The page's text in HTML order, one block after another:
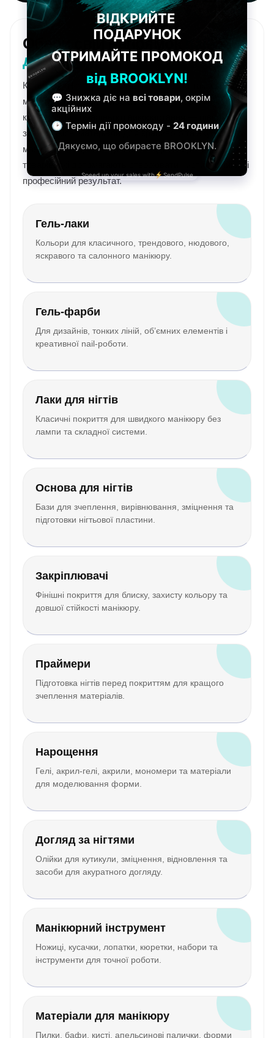
Обери свій напрямок
догляду
Категорія “Нігті” у BROOKLYN створена так, щоб
майстру було легко зібрати повний робочий набір, а
клієнту для домашнього використання — швидко
знайти якісні матеріали для красивого та акуратного
манікюру. Обирай потрібний розділ і переходь до
товарів, які допомагають створювати чистий, стійкий і
професійний результат.
Гель-лаки
Кольори для класичного, трендового, нюдового,
яскравого та салонного манікюру.
Гель-фарби
Для дизайнів, тонких ліній, об’ємних елементів і
креативної nail-роботи.
Лаки для нігтів
Класичні покриття для швидкого манікюру без
лампи та складної системи.
Основа для нігтів
Бази для зчеплення, вирівнювання, зміцнення та
підготовки нігтьової пластини.
Закріплювачі
Фінішні покриття для блиску, захисту кольору та
довшої стійкості манікюру.
Праймери
Підготовка нігтів перед покриттям для кращого
зчеплення матеріалів.
Нарощення
Гелі, акрил-гелі, акрили, мономери та матеріали
для моделювання форми.
Догляд за нігтями
Олійки для кутикули, зміцнення, відновлення та
засоби для акуратного догляду.
Манікюрний інструмент
Ножиці, кусачки, лопатки, кюретки, набори та
інструменти для точної роботи.
Матеріали для манікюру
Пилки, бафи, кисті, апельсинові палички, форми